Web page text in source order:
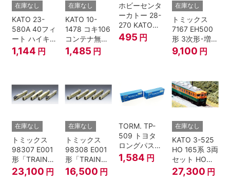
在庫なし
KATO 23-
580A 40フィ
ート ハイキュ
ーブコンテナ
ONE マゼンタ
1,144 円
在庫なし
KATO 10-
1478 コキ106
コンテナ無積
載 2両セット
鉄道模型 Nゲ
1,485 円
ホビーセンタ
ーカトー 28-
270 KATOナ
ックルカプラ
ー 黒 センタ
495 円
在庫なし
トミックス
7167 EH500
形 3次形･増備
型
9,100 円
在庫なし
トミックス
98307 E001
形「TRAIN
SUITE四季
島」基本セッ
23,100 円
在庫なし
トミックス
98308 E001
形「TRAIN
SUITE四季
島」増結セッ
16,500 円
TORM. TP-
509 トヨタ
ロングパスエ
クスプレス
U55A-39500
1,584 円
在庫なし
KATO 3-525
HO 165系 3両
セット HOゲ
ージ
27,300 円